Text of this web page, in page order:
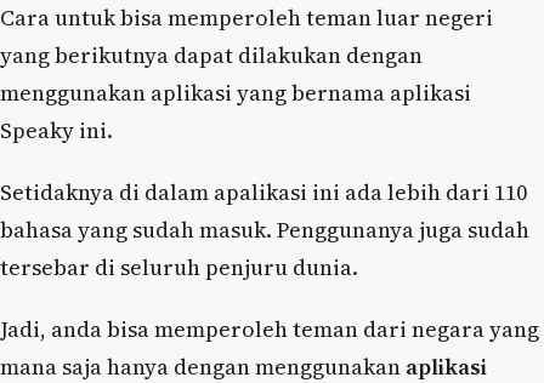
Cara untuk bisa memperoleh teman luar negeri
yang berikutnya dapat dilakukan dengan
menggunakan aplikasi yang bernama aplikasi
Speaky ini.
Setidaknya di dalam apalikasi ini ada lebih dari 110
bahasa yang sudah masuk. Penggunanya juga sudah
tersebar di seluruh penjuru dunia.
Jadi, anda bisa memperoleh teman dari negara yang
mana saja hanya dengan menggunakan aplikasi